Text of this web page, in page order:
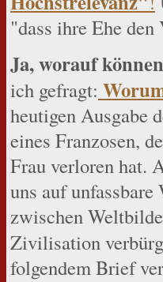
"dass ihre Ehe
Ja, worauf
ich gefragt:
heutigen Ausgabe
eines Franzosen,
Frau verloren hat.
uns auf
zwischen
Zivilisation
folgendem Brief